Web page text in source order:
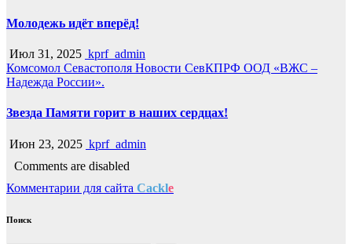
Молодежь идёт вперёд!
Июл 31, 2025 kprf_admin
Комсомол Севастополя Новости СевКПРФ ООД «ВЖС –
Надежда России».
Звезда Памяти горит в наших сердцах!
Июн 23, 2025 kprf_admin
Comments are disabled
Комментарии для сайта Cackle
Поиск